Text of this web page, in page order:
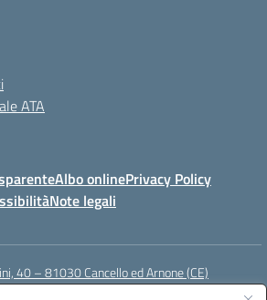
ATA
Albo onlinePrivacy Policy
Note legali
40 – 81030 Cancello ed Arnone (CE)